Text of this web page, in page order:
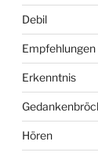
Debil
Empfehlungen
Erkenntnis
Hören